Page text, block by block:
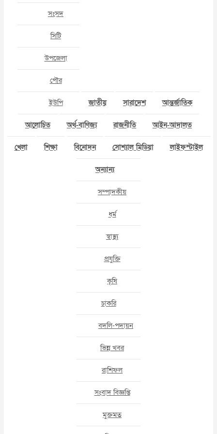
সংসদ
সিটি
উপজেলা
পৌর
ইউপি জাতীয় সারাদেশ আন্তর্জাতিক
আলোচিত অর্থ-বাণিজ্য রাজনীতি আইন-আদালত
খেলা শিক্ষা বিনোদন সোশ্যাল মিডিয়া লাইফস্টাইল
অন্যান্য
সম্পাদকীয়
ধর্ম
স্বাস্থ্য
প্রযুক্তি
কৃষি
চাকরি
বদলি-পদায়ন
ভিন্ন খবর
রাশিফল
সংবাদ বিজ্ঞপ্তি
মুক্তমত